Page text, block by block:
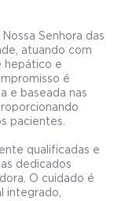
Senhora das
atuando com
hepático e
é
e baseada nas
pacientes.
qualificadas e
dedicados
O cuidado é
integrado,